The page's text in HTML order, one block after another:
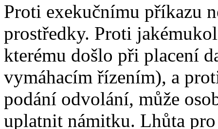
Proti exekučnímu příkazu
prostředky. Proti
kterému došlo při placení
vymáhacím řízením), a
podání odvolání, může
uplatnit námitku. Lhůta